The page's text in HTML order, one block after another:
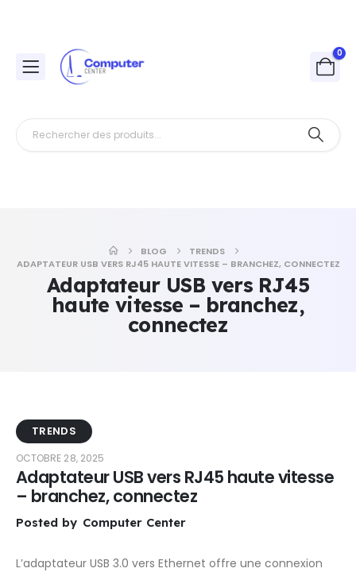
0
BLOG
TRENDS
ADAPTATEUR USB VERS RJ45 HAUTE VITESSE – BRANCHEZ, CONNECTEZ
Adaptateur USB vers RJ45
haute vitesse – branchez,
connectez
TRENDS
OCTOBRE 28, 2025
Adaptateur USB vers RJ45 haute vitesse
– branchez, connectez
Posted by Computer Center
L’adaptateur USB 3.0 vers Ethernet offre une connexion